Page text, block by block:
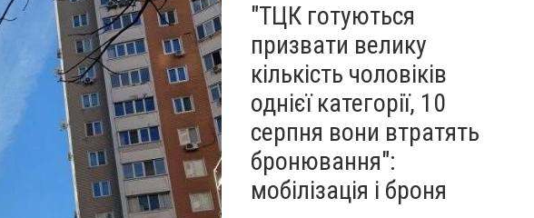
"ТЦК готуються
призвати велику
кількість чоловіків
однієї категорії, 10
серпня вони втратять
бронювання":
мобілізація і броня